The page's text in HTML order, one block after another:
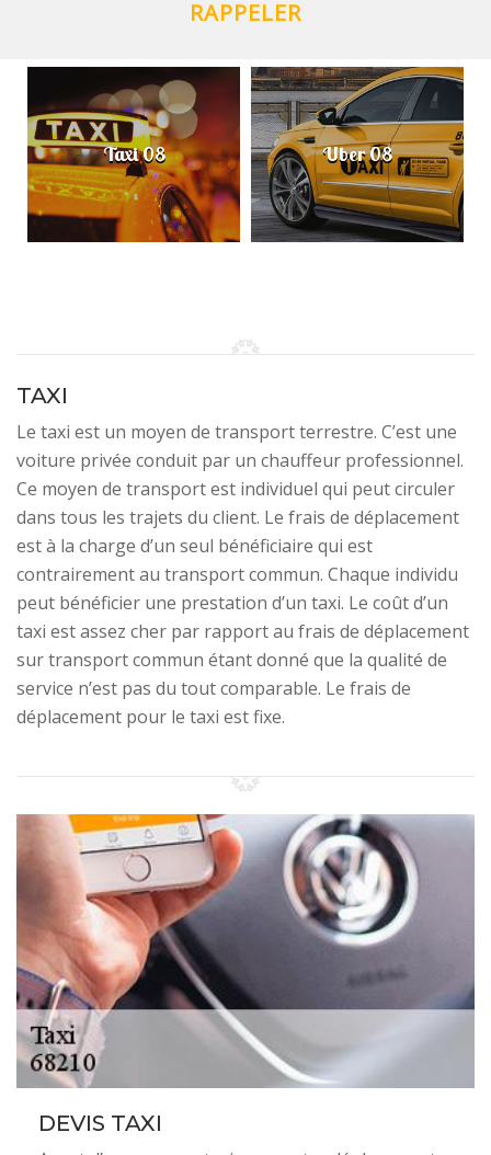
Taxi 08 Uber 08
TAXI
Le taxi est un moyen de transport terrestre. C’est une
voiture privée conduit par un chauffeur professionnel.
Ce moyen de transport est individuel qui peut circuler
dans tous les trajets du client. Le frais de déplacement
est à la charge d’un seul bénéficiaire qui est
contrairement au transport commun. Chaque individu
peut bénéficier une prestation d’un taxi. Le coût d’un
taxi est assez cher par rapport au frais de déplacement
sur transport commun étant donné que la qualité de
service n’est pas du tout comparable. Le frais de
déplacement pour le taxi est fixe.
DEVIS TAXI